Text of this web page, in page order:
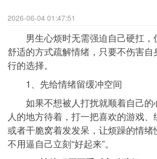
2026-06-04 01:47:51
男生心烦时无需强迫自己硬扛，
舒适的方式疏解情绪，只要不伤害
行的选择。
1、先给情绪留缓冲空间
如果不想被人打扰就顺着自己的
人的地方待着，打一把喜欢的游戏
或者干脆窝着发发呆，让烦躁的情绪
不用逼自己立刻“好起来”。